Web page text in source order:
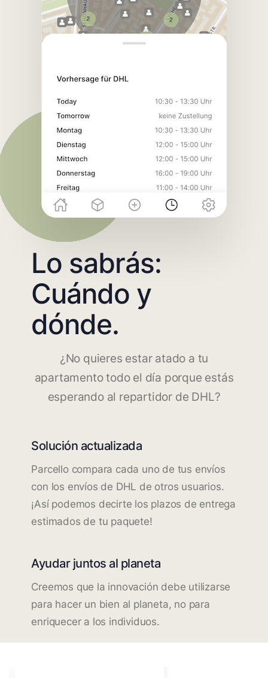
Lo sabrás:
Cuándo y
dónde.
¿No quieres estar atado a tu
apartamento todo el día porque estás
esperando al repartidor de DHL?
Solución actualizada
Parcello compara cada uno de tus envíos
con los envíos de DHL de otros usuarios.
¡Así podemos decirte los plazos de entrega
estimados de tu paquete!
Ayudar juntos al planeta
Creemos que la innovación debe utilizarse
para hacer un bien al planeta, no para
enriquecer a los individuos.